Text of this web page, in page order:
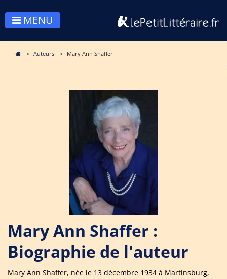
MENU
Auteurs Mary Ann Shaffer
Mary Ann Shaffer :
Biographie de l'auteur
Mary Ann Shaffer, née le 13 décembre 1934 à Martinsburg,